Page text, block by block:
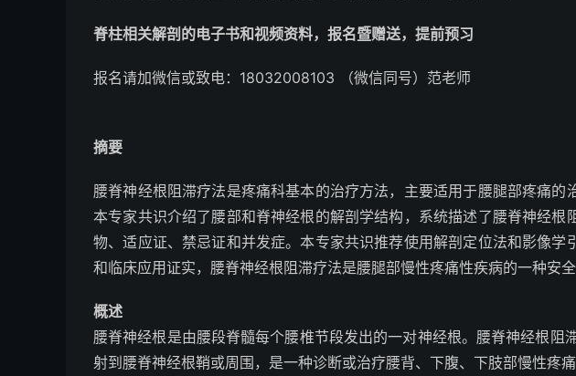
脊柱相关解剖的电子书和视频资料，报名暨赠送，提前预习
报名请加微信或致电：18032008103 （微信同号）范老师
摘要
腰脊神经根阻滞疗法是疼痛科基本的治疗方法，主要适用于腰腿部疼痛的
本专家共识介绍了腰部和脊神经根的解剖学结构，系统描述了腰脊神经根
物、适应证、禁忌证和并发症。本专家共识推荐使用解剖定位法和影像学
和临床应用证实，腰脊神经根阻滞疗法是腰腿部慢性疼痛性疾病的一种安
概述
腰脊神经根是由腰段脊髓每个腰椎节段发出的一对神经根。腰脊神经根阻
射到腰脊神经根鞘或周围，是一种诊断或治疗腰背、下腹、下肢部慢性疼痛